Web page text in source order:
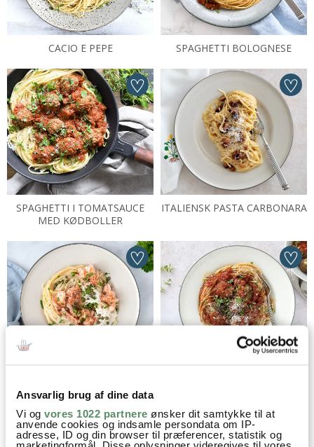
Ansvarlig brug af dine data
Vi og vores 1022 partnere ønsker dit samtykke til at
anvende cookies og indsamle persondata om IP-
adresse, ID og din browser til præferencer, statistik og
CACIO E PEPE SPAGHETTI BOLOGNESE
SPAGHETTI I TOMATSAUCE
MED KØDBOLLER
ITALIENSK PASTA CARBONARA
KAPERS